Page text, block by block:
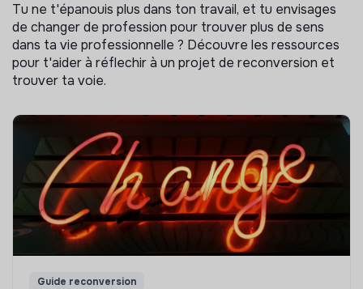
Tu ne t'épanouis plus dans ton travail, et tu envisages
de changer de profession pour trouver plus de sens
dans ta vie professionnelle ? Découvre les ressources
pour t'aider à réflechir à un projet de reconversion et
trouver ta voie.
Guide reconversion